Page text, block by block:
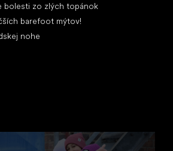
bolesti zo zlých topánok
barefoot mýtov!
nohe